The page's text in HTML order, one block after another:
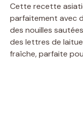
Cette recette
parfaitement avec
des nouilles
des lettres de
fraîche, parfaite